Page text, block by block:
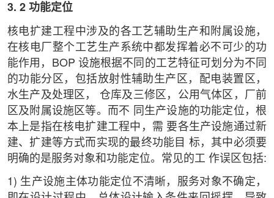
3. 2 功能定位
核电扩建工程中涉及的各工艺辅助生产和附属设施，
在核电厂整个工艺生产系统中都发挥着必不可少的功
能作用，BOP 设施根据不同的工艺特征可划分为不同
的功能分区，包括放射性辅助生产区，配电装置区，
水生产及处理区， 仓库及三修区，公用气体区，厂前
区及附属设施区等。而不 同生产设施的功能定位，根
本上是指在核电扩建工程中，需 要各生产设施通过新
建、扩建等方式而实现的最终功能目 标，其中必须要
明确的是服务对象和功能定位。常见的工 作误区包括:
1) 生产设施主体功能定位不清晰，服务对象不确定，